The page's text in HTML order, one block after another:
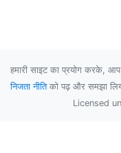
हमारी साइट का प्रयोग करके,
निजता नीतिको पढ़ और समझा
Licensed